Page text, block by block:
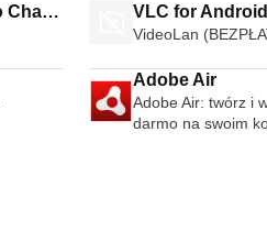
VLC for Android
VideoLan
Adobe Air
Adobe Air: twórz i
darmo na swoim